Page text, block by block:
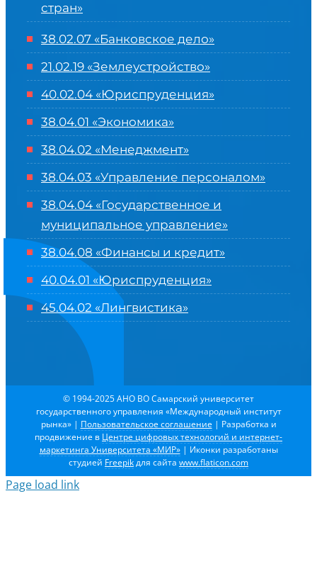
стран»
38.02.07 «Банковское дело»
21.02.19 «Землеустройство»
40.02.04 «Юриспруденция»
38.04.01 «Экономика»
38.04.02 «Менеджмент»
38.04.03 «Управление персоналом»
38.04.04 «Государственное и
муниципальное управление»
38.04.08 «Финансы и кредит»
40.04.01 «Юриспруденция»
45.04.02 «Лингвистика»
© 1994-2025 АНО ВО Самарский университет
государственного управления «Международный институт
рынка» | Пользовательское соглашение | Разработка и
продвижение в Центре цифровых технологий и интернет-
маркетинга Университета «МИР»| Иконки разработаны
студией Freepikдля сайта www.flaticon.com
Page load link